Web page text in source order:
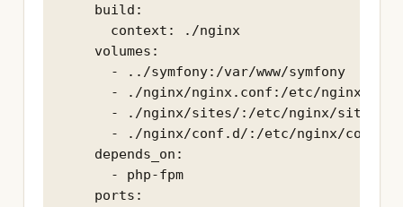
    build:
      context: ./nginx
    volumes:
      - ../symfony:/var/www/symfony
- ./nginx/nginx.conf:/etc/nginx/
- ./nginx/sites/:/etc/nginx/sites-
      - ./nginx/conf.d/:/etc/nginx/conf.d
    depends_on:
      - php-fpm
    ports: